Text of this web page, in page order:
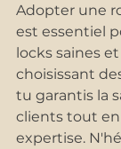
Adopter une
est essentiel
locks saines
choisissant
tu garantis la
clients tout
expertise.